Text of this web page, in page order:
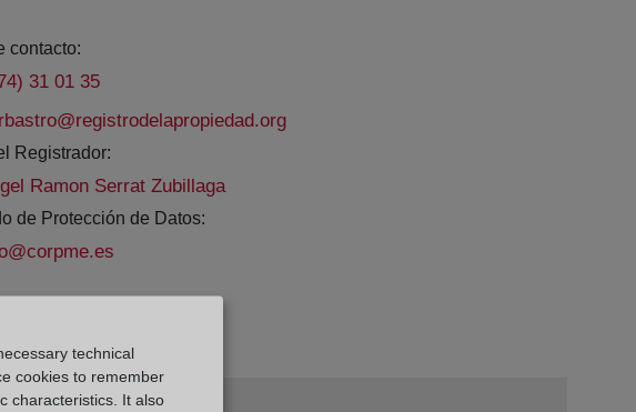
contacto:
31 01 35
Registrador:
Ramon Serrat Zubillaga
de Protección de Datos:
technical
cookies to remember
characteristics. It also